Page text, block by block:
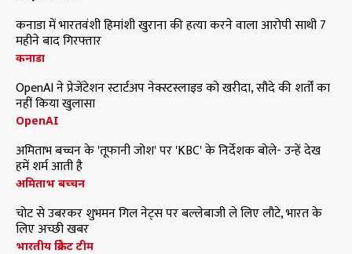
कनाडा में भारतवंशी हिमांशी खुराना की हत्या करने वाला आरोपी साथी 7
महीने बाद गिरफ्तार
कनाडा
OpenAI ने प्रेजेंटेशन स्टार्टअप नेक्स्टस्लाइड को खरीदा, सौदे की शर्तों का
नहीं किया खुलासा
OpenAI
अमिताभ बच्चन के 'तूफानी जोश' पर 'KBC' के निर्देशक बोले- उन्हें देख
हमें शर्म आती है
अमिताभ बच्चन
चोट से उबरकर शुभमन गिल नेट्स पर बल्लेबाजी ले लिए लौटे, भारत के
लिए अच्छी खबर
भारतीय क्रिकेट टीम